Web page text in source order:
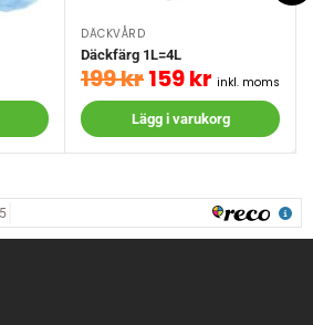
DÄCKVÅRD
Däckfärg 1L=4L
199kr159kr inkl. moms
Lägg i varukorg